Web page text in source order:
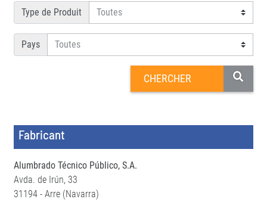
Type de Produit
Pays
Fabricant
Alumbrado Técnico Público, S.A.
Avda. de Irún, 33
31194 - Arre (Navarra)